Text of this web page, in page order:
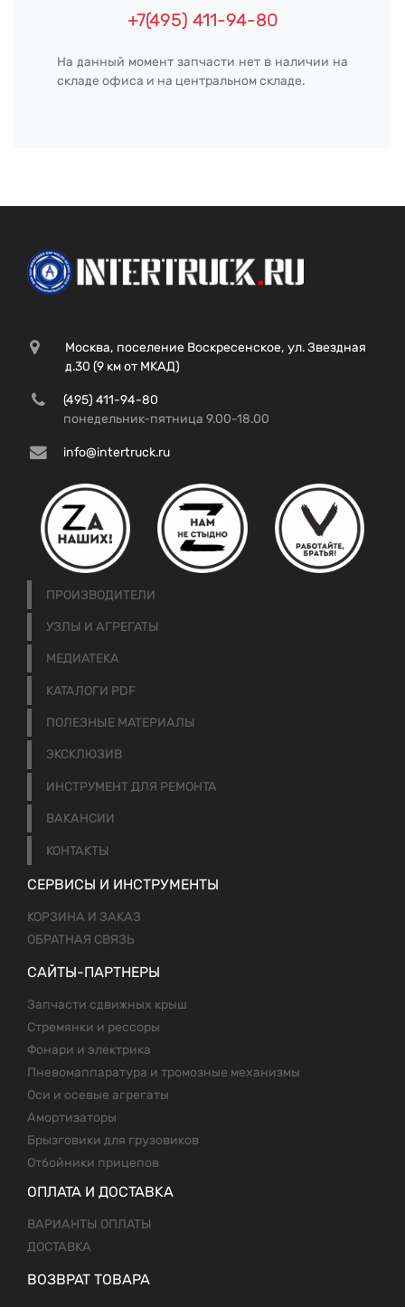
+7(495) 411-94-80
На данный момент запчасти нет в наличии на
складе офиса и на центральном складе.
Москва, поселение Воскресенское, ул. Звездная
д.30 (9 км от МКАД)
(495) 411-94-80
понедельник-пятница 9.00-18.00
info@intertruck.ru
ПРОИЗВОДИТЕЛИ
УЗЛЫ И АГРЕГАТЫ
МЕДИАТЕКА
КАТАЛОГИ PDF
ПОЛЕЗНЫЕ МАТЕРИАЛЫ
ЭКСКЛЮЗИВ
ИНСТРУМЕНТ ДЛЯ РЕМОНТА
ВАКАНСИИ
КОНТАКТЫ
СЕРВИСЫ И ИНСТРУМЕНТЫ
КОРЗИНА И ЗАКАЗ
ОБРАТНАЯ СВЯЗЬ
САЙТЫ-ПАРТНЕРЫ
Запчасти сдвижных крыш
Стремянки и рессоры
Фонари и электрика
Пневомаппаратура и тромозные механизмы
Оси и осевые агрегаты
Амортизаторы
Брызговики для грузовиков
Отбойники прицепов
ОПЛАТА И ДОСТАВКА
ВАРИАНТЫ ОПЛАТЫ
ДОСТАВКА
ВОЗВРАТ ТОВАРА